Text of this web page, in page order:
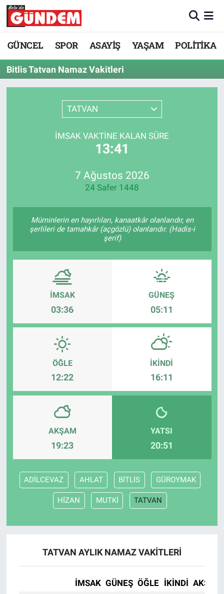
GÜNCEL SPOR ASAYİŞ YAŞAM POLİTİKA
Bitlis Tatvan Namaz Vakitleri
TATVAN
İMSAK VAKTINE KALAN SÜRE
13:41
7 Ağustos 2026
24 Safer 1448
Müminlerin en hayırlıları, kanaatkâr olanlarıdır, en
şerlileri de tamahkâr (açgözlü) olanlarıdır. (Hadis-i
şerif)
İMSAK
03:36
GÜNEŞ
05:11
ÖĞLE
12:22
İKINDI
16:11
AKŞAM
19:23
YATSI
20:51
ADİLCEVAZ AHLAT BİTLİS GÜROYMAK
HİZAN MUTKİ TATVAN
TATVAN AYLIK NAMAZ VAKITLERI
İMSAK GÜNEŞ ÖĞLE İKINDI AKŞAM
Merkez Nöbetçi Eczaneler
Merkez Hava Durumu
Merkez Trafik Yoğunluk Haritası
Süper Lig Puan Durumu ve Fikstür
Tüm Manşetler